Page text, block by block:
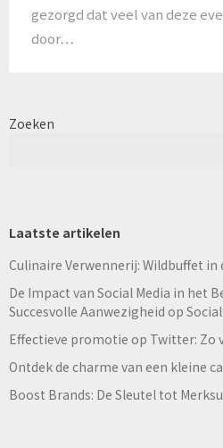
gezorgd dat veel van deze
door…
Zoeken
Laatste artikelen
Culinaire Verwennerij: Wildbuffet in
De Impact van Social Media in het
Succesvolle Aanwezigheid op
Effectieve promotie op Twitter: Zo
Ontdek de charme van een kleine
Boost Brands: De Sleutel tot